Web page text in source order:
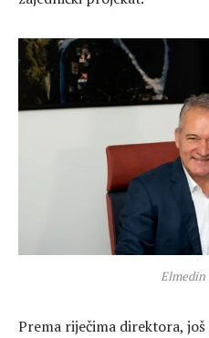
Elmedin
Prema riječima direktora,